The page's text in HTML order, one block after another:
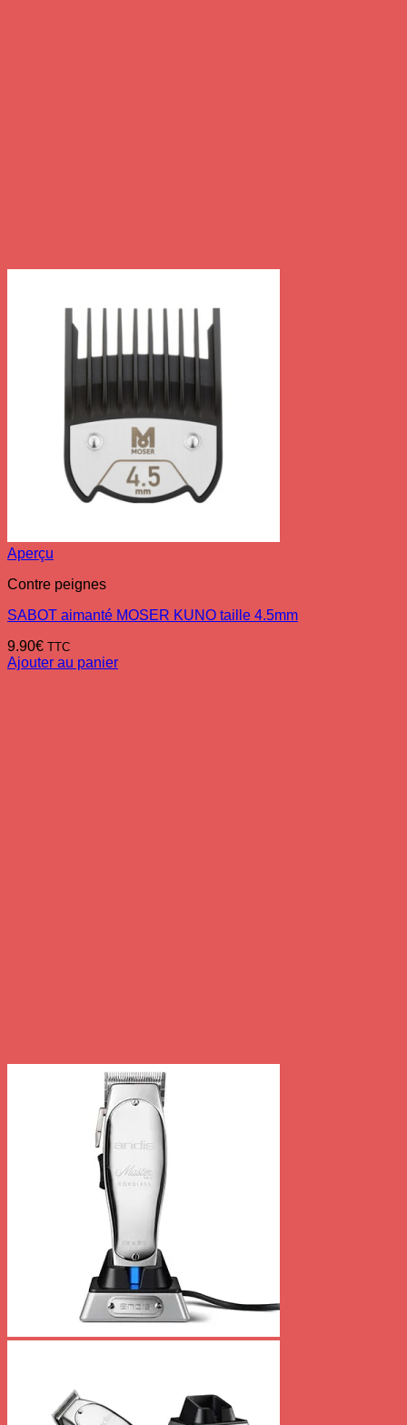
Aperçu
Contre peignes
SABOT aimanté MOSER KUNO taille 4.5mm
9.90€ TTC
Ajouter au panier